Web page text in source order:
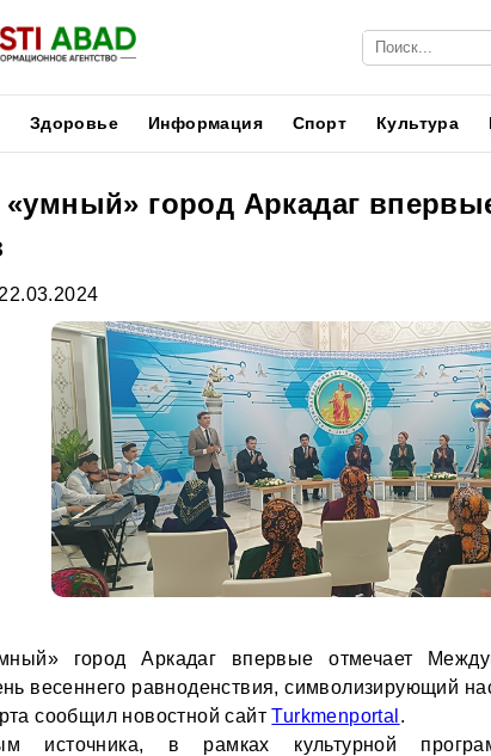
Здоровье Информация Спорт Культура
город Аркадаг
22.03.2024
город Аркадаг впервые отмечает
весеннего равноденствия, символизирующий
сообщил новостной сайтTurkmenportal .
источника, в рамках культурной